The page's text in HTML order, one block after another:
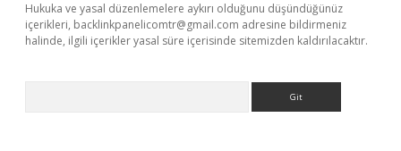
Hukuka ve yasal düzenlemelere aykırı olduğunu düşündüğünüz
içerikleri, backlinkpanelicomtr@gmail.com adresine bildirmeniz
halinde, ilgili içerikler yasal süre içerisinde sitemizden kaldırılacaktır.